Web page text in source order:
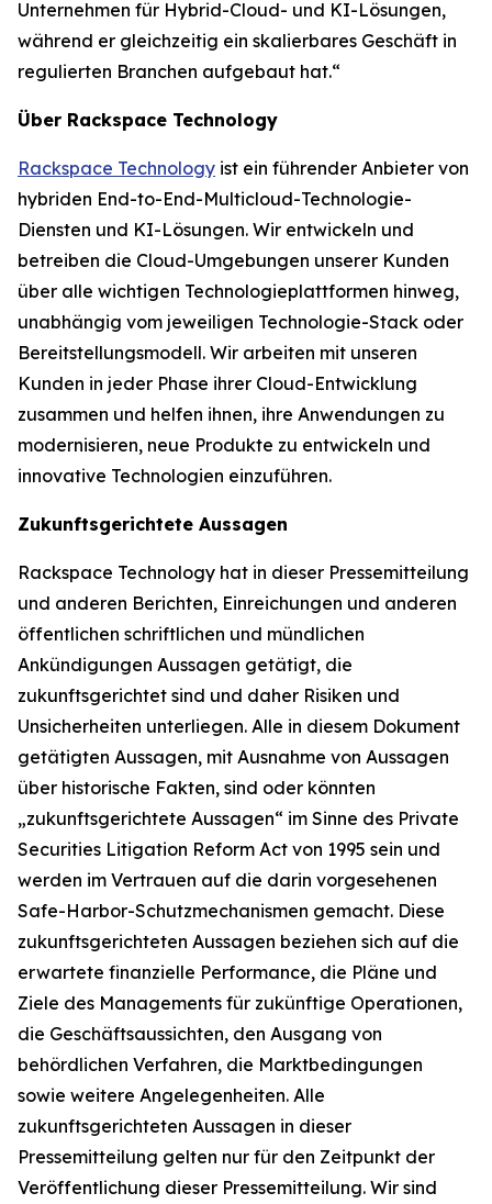
Unternehmen für Hybrid-Cloud- und KI-Lösungen,
während er gleichzeitig ein skalierbares Geschäft in
regulierten Branchen aufgebaut hat.“
Über Rackspace Technology
Rackspace Technology ist ein führender Anbieter von
hybriden End-to-End-Multicloud-Technologie-
Diensten und KI-Lösungen. Wir entwickeln und
betreiben die Cloud-Umgebungen unserer Kunden
über alle wichtigen Technologieplattformen hinweg,
unabhängig vom jeweiligen Technologie-Stack oder
Bereitstellungsmodell. Wir arbeiten mit unseren
Kunden in jeder Phase ihrer Cloud-Entwicklung
zusammen und helfen ihnen, ihre Anwendungen zu
modernisieren, neue Produkte zu entwickeln und
innovative Technologien einzuführen.
Zukunftsgerichtete Aussagen
Rackspace Technology hat in dieser Pressemitteilung
und anderen Berichten, Einreichungen und anderen
öffentlichen schriftlichen und mündlichen
Ankündigungen Aussagen getätigt, die
zukunftsgerichtet sind und daher Risiken und
Unsicherheiten unterliegen. Alle in diesem Dokument
getätigten Aussagen, mit Ausnahme von Aussagen
über historische Fakten, sind oder könnten
„zukunftsgerichtete Aussagen“ im Sinne des Private
Securities Litigation Reform Act von 1995 sein und
werden im Vertrauen auf die darin vorgesehenen
Safe-Harbor-Schutzmechanismen gemacht. Diese
zukunftsgerichteten Aussagen beziehen sich auf die
erwartete finanzielle Performance, die Pläne und
Ziele des Managements für zukünftige Operationen,
die Geschäftsaussichten, den Ausgang von
behördlichen Verfahren, die Marktbedingungen
sowie weitere Angelegenheiten. Alle
zukunftsgerichteten Aussagen in dieser
Pressemitteilung gelten nur für den Zeitpunkt der
Veröffentlichung dieser Pressemitteilung. Wir sind